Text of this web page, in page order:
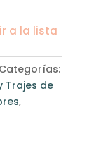
a la lista
Categorías:
Trajes de
,